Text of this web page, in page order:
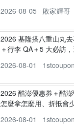
2026-08-05
敗家輝哥
2026 基隆搭八重山丸
＋行李 QA＋5 大必訪
2026-08-01
2026 酷澎優惠券＋酷
怎麼拿怎麼用、折抵會
2026-08-01